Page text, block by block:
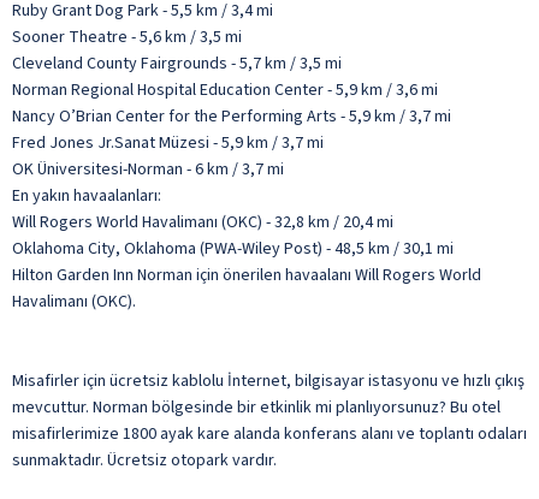
Ruby Grant Dog Park - 5,5 km / 3,4 mi
Sooner Theatre - 5,6 km / 3,5 mi
Cleveland County Fairgrounds - 5,7 km / 3,5 mi
Norman Regional Hospital Education Center - 5,9 km / 3,6 mi
Nancy O’Brian Center for the Performing Arts - 5,9 km / 3,7 mi
Fred Jones Jr.Sanat Müzesi - 5,9 km / 3,7 mi
OK Üniversitesi-Norman - 6 km / 3,7 mi
En yakın havaalanları:
Will Rogers World Havalimanı (OKC) - 32,8 km / 20,4 mi
Oklahoma City, Oklahoma (PWA-Wiley Post) - 48,5 km / 30,1 mi
Hilton Garden Inn Norman için önerilen havaalanı Will Rogers World
Havalimanı (OKC).
Misafirler için ücretsiz kablolu İnternet, bilgisayar istasyonu ve hızlı çıkış
mevcuttur. Norman bölgesinde bir etkinlik mi planlıyorsunuz? Bu otel
misafirlerimize 1800 ayak kare alanda konferans alanı ve toplantı odaları
sunmaktadır. Ücretsiz otopark vardır.